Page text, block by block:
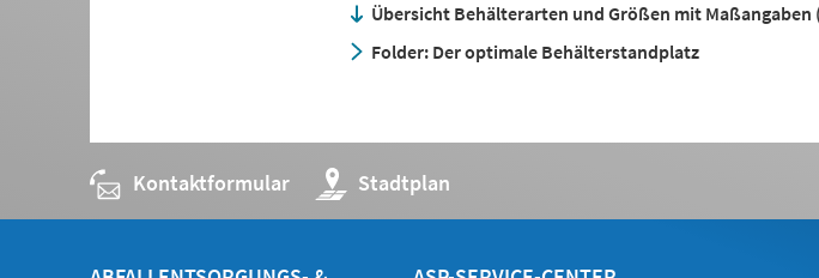
Übersicht Behälterarten und Größen mit Maßangaben
Folder: Der optimale Behälterstandplatz
Kontaktformular Stadtplan
(Öffnet
in
einem
Tab)